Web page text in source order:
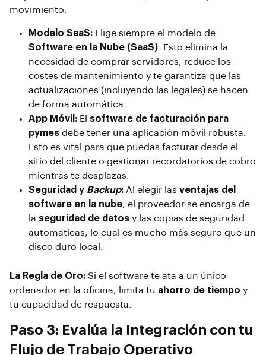
movimiento.
Modelo SaaS: Elige siempre el modelo de
Software en la Nube (SaaS) . Esto elimina la
necesidad de comprar servidores, reduce los
costes de mantenimiento y te garantiza que las
actualizaciones (incluyendo las legales) se hacen
de forma automática.
App Móvil: El software de facturación para
pymes debe tener una aplicación móvil robusta.
Esto es vital para que puedas facturar desde el
sitio del cliente o gestionar recordatorios de cobro
mientras te desplazas.
Seguridad y Backup: Al elegir las ventajas del
software en la nube, el proveedor se encarga de
la seguridad de datos y las copias de seguridad
automáticas, lo cual es mucho más seguro que un
disco duro local.
La Regla de Oro: Si el software te ata a un único
ordenador en la oficina, limita tu ahorro de tiempo y
tu capacidad de respuesta.
Paso 3: Evalúa la Integración con tu
Flujo de Trabajo Operativo